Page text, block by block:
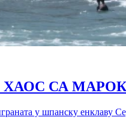
СА
у шпанску енклаву